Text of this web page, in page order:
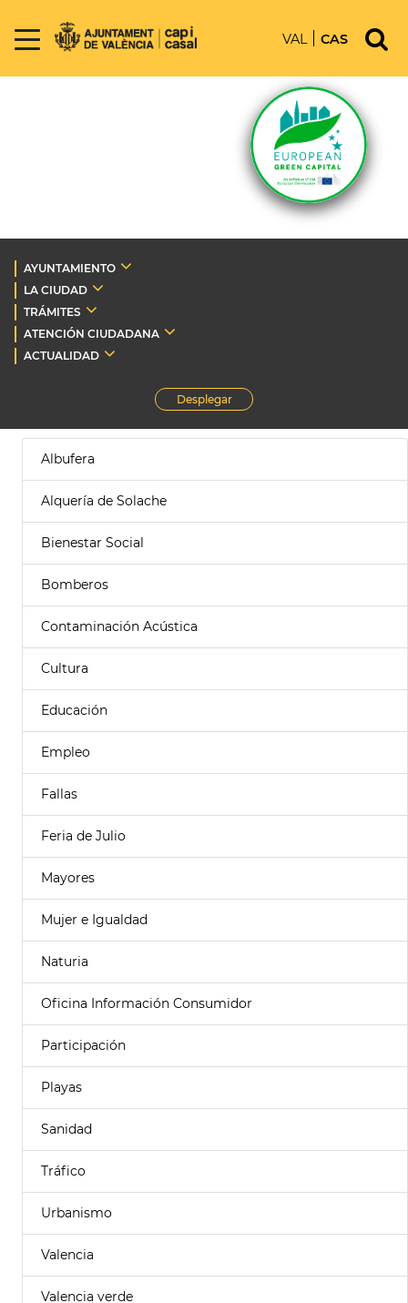
VAL CAS
AYUNTAMIENTO
LA CIUDAD
TRÁMITES
ATENCIÓN CIUDADANA
ACTUALIDAD
Desplegar
Albufera
Alquería de Solache
Bienestar Social
Bomberos
Contaminación Acústica
Cultura
Educación
Empleo
Fallas
Feria de Julio
Mayores
Mujer e Igualdad
Naturia
Oficina Información Consumidor
Participación
Playas
Sanidad
Tráfico
Urbanismo
Valencia
Valencia verde